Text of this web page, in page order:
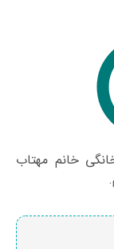
خانم مهتاب